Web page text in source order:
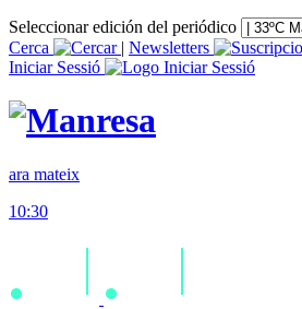
Seleccionar edición del periódico
Cerca
| Newsletters
Iniciar Sessió
ara mateix
10:30